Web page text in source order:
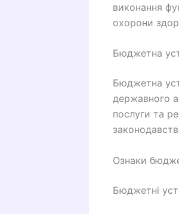
виконання
охорони
Бюджетна
Бюджетна
державного
послуги та
Ознаки
Бюджетні